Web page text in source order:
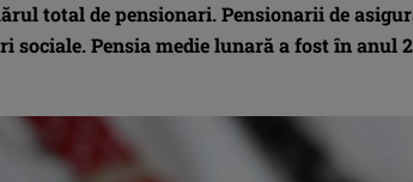
total de pensionari. Pensionarii de
sociale. Pensia medie lunară a fost în anul